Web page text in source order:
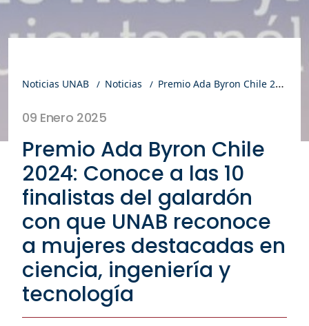
Noticias UNAB Noticias Premio Ada Byron Chile 2024: Conoce a las 10 finalistas del galardón con que UNAB reconoce a mujeres destacadas en ciencia, ingeniería y tecnología
09 Enero 2025
Premio Ada Byron Chile
2024: Conoce a las 10
finalistas del galardón
con que UNAB reconoce
a mujeres destacadas en
ciencia, ingeniería y
tecnología